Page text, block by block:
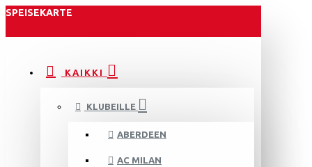
SPEISEKARTE
KAIKKI
KLUBEILLE
ABERDEEN
AC MILAN